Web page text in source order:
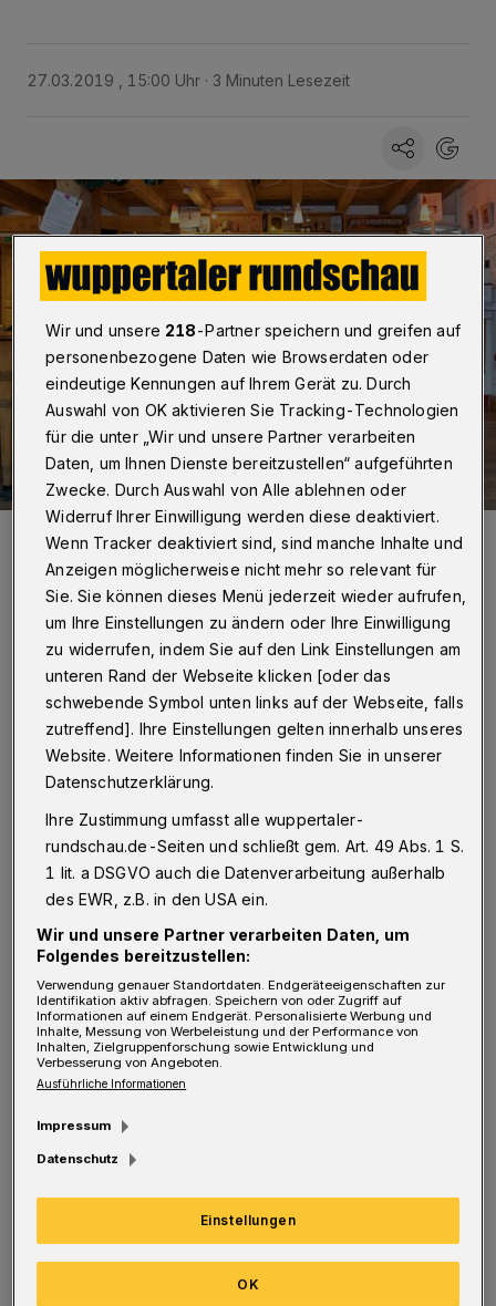
27.03.2019 , 15:00 Uhr 3 Minuten Lesezeit
Harald Thomé (links) und sein Kollege Frank Jäger.
Von Stefan Seitz
Ü berhaupt – Hartz IV und damit
automatisch das Jobcenter: Darum geht
es vor allem bei „Tacheles“ im Bahnhof Loh.
Harald Thomé sieht eine unheilvolle Spirale:
„Wie heute mit Sozialleistungen umgangen
wird, führt zu Verarmung und Ausgrenzung.
Das führt zur Abkoppelung von der
Gesellschaft, und das wieder sehr, sehr oft
politisch in Richtung rechts.“ Thomé hat
„Tacheles“ von Anfang an gegen diese Gegner
positioniert: die soziale Entrechtung von
Hartz-IV- und Sozialhilfeempfängern sowie
gegen Rechtsextremismus und Rassismus. Bei
„Tacheles“ ist das eine nicht vom anderen zu
Zehn Berater und Rechtsanwälte sind bei
Wir und unsere 218-Partner speichern und greifen auf
personenbezogene Daten wie Browserdaten oder
eindeutige Kennungen auf Ihrem Gerät zu. Durch
Auswahl von OK aktivieren Sie Tracking-Technologien
für die unter „Wir und unsere Partner verarbeiten
Daten, um Ihnen Dienste bereitzustellen“ aufgeführten
Zwecke. Durch Auswahl von Alle ablehnen oder
Widerruf Ihrer Einwilligung werden diese deaktiviert.
Wenn Tracker deaktiviert sind, sind manche Inhalte und
Anzeigen möglicherweise nicht mehr so relevant für
Sie. Sie können dieses Menü jederzeit wieder aufrufen,
um Ihre Einstellungen zu ändern oder Ihre Einwilligung
zu widerrufen, indem Sie auf den Link Einstellungen am
unteren Rand der Webseite klicken [oder das
schwebende Symbol unten links auf der Webseite, falls
zutreffend]. Ihre Einstellungen gelten innerhalb unseres
Website. Weitere Informationen finden Sie in unserer
Datenschutzerklärung.
Ihre Zustimmung umfasst alle wuppertaler-
rundschau.de-Seiten und schließt gem. Art. 49 Abs. 1 S.
1 lit. a DSGVO auch die Datenverarbeitung außerhalb
des EWR, z.B. in den USA ein.
Wir und unsere Partner verarbeiten Daten, um
Folgendes bereitzustellen:
Verwendung genauer Standortdaten. Endgeräteeigenschaften zur
Identifikation aktiv abfragen. Speichern von oder Zugriff auf
Informationen auf einem Endgerät. Personalisierte Werbung und
Inhalte, Messung von Werbeleistung und der Performance von
Inhalten, Zielgruppenforschung sowie Entwicklung und
Verbesserung von Angeboten.
Ausführliche Informationen
Impressum
Datenschutz
Einstellungen
OK